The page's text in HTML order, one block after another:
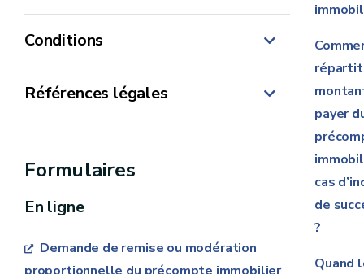
Conditions
180 jours
dans le courant de l’année d’imposition.
Références légales
Formulaires
En ligne
Demande de remise ou modération
payer
cas
de
?
Quand